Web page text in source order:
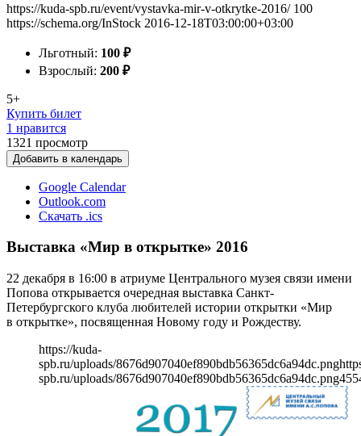
https://kuda-spb.ru/event/vystavka-mir-v-otkrytke-2016/ 100
https://schema.org/InStock 2016-12-18T03:00:00+03:00
Льготный: 100 ₽
Взрослый: 200 ₽
5+
Купить билет
1 нравится
1321 просмотр
Добавить в календарь
Google Calendar
Outlook.com
Скачать .ics
Выставка «Мир в открытке» 2016
22 декабря в 16:00 в атриуме Центрального музея связи имени
Попова открывается очередная выставка Санкт-
Петербургского клуба любителей истории открытки «Мир
в открытке», посвященная Новому году и Рождеству.
https://kuda-
spb.ru/uploads/8676d907040ef890bdb56365dc6a94dc.png
spb.ru/uploads/8676d907040ef890bdb56365dc6a94dc.png455